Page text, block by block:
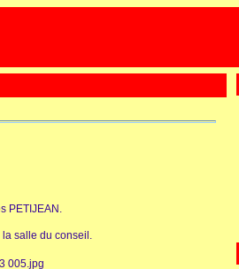
PETIJEAN.
la salle du conseil.